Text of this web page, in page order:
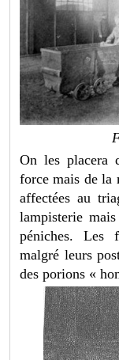
On les placera
force mais de la
affectées au
lampisterie
péniches. Les
malgré leurs
des porions «